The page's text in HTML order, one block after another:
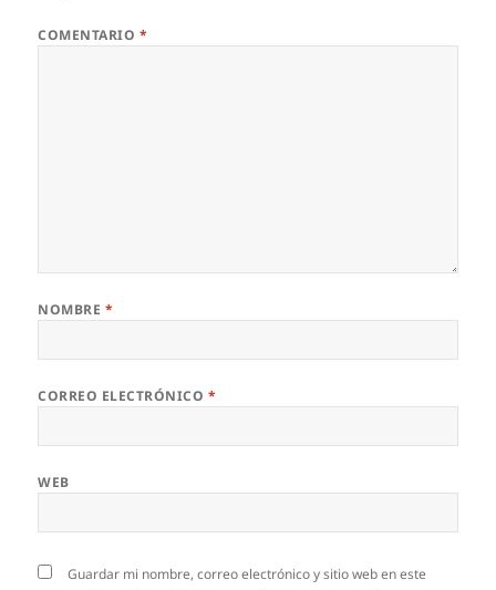
COMENTARIO *
NOMBRE *
CORREO ELECTRÓNICO *
WEB
Guardar mi nombre, correo electrónico y sitio web en este